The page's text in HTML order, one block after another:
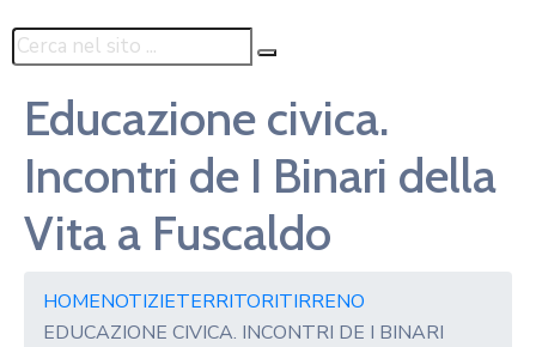
Educazione civica.
Incontri de I Binari della
Vita a Fuscaldo
HOMENOTIZIETERRITORITIRRENO
EDUCAZIONE CIVICA. INCONTRI DE I BINARI